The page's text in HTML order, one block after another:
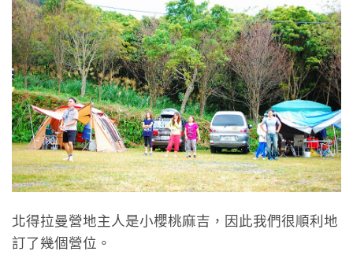
北得拉曼營地主人是小櫻桃麻吉，因此我們很順利地
訂了幾個營位。